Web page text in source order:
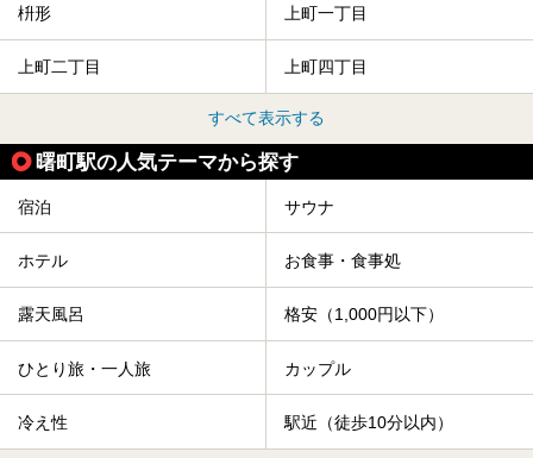
枡形 上町一丁目
上町二丁目 上町四丁目
すべて表示する
曙町駅の人気テーマから探す
宿泊 サウナ
ホテル お食事・食事処
露天風呂 格安（1,000円以下）
ひとり旅・一人旅 カップル
冷え性 駅近（徒歩10分以内）